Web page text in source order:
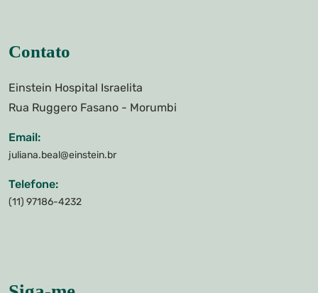
Contato
Einstein Hospital Israelita
Rua Ruggero Fasano - Morumbi
Email:
juliana.beal@einstein.br
Telefone:
(11) 97186-4232